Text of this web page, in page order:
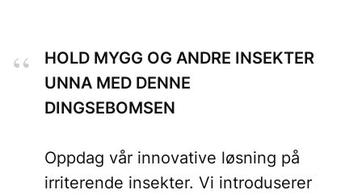
HOLD MYGG OG ANDRE INSEKTER
UNNA MED DENNE
DINGSEBOMSEN
Oppdag vår innovative løsning på
irriterende insekter. Vi introduserer